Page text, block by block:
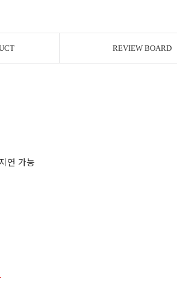
REVIEW BOARD
연 가능